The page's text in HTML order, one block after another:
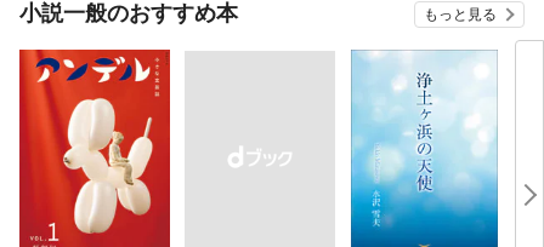
小説一般のおすすめ本 もっと見る